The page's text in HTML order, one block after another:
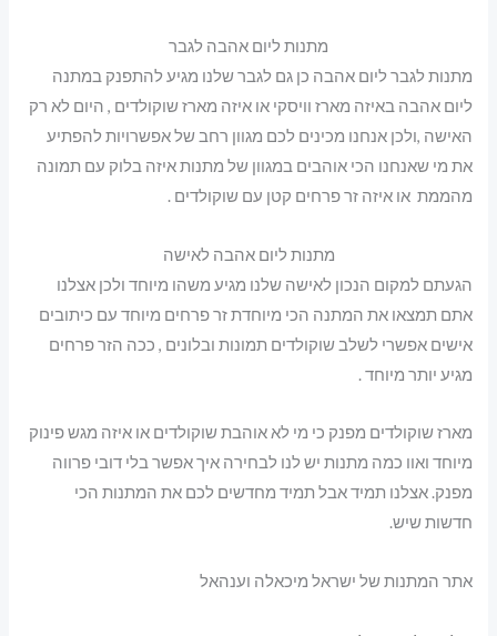
מתנות ליום אהבה לגבר
מתנות לגבר ליום אהבה כן גם לגבר שלנו מגיע להתפנק במתנה
ליום אהבה באיזה מארז וויסקי או איזה מארז שוקולדים , היום לא רק
האישה ,ולכן אנחנו מכינים לכם מגוון רחב של אפשרויות להפתיע
את מי שאנחנו הכי אוהבים במגוון של מתנות איזה בלוק עם תמונה
מהממת או איזה זר פרחים קטן עם שוקולדים .
מתנות ליום אהבה לאישה
הגעתם למקום הנכון לאישה שלנו מגיע משהו מיוחד ולכן אצלנו
אתם תמצאו את המתנה הכי מיוחדת זר פרחים מיוחד עם כיתובים
אישים אפשרי לשלב שוקולדים תמונות ובלונים , ככה הזר פרחים
מגיע יותר מיוחד .
מארז שוקולדים מפנק כי מי לא אוהבת שוקולדים או איזה מגש פינוק
מיוחד ואוו כמה מתנות יש לנו לבחירה איך אפשר בלי דובי פרווה
מפנק. אצלנו תמיד אבל תמיד מחדשים לכם את המתנות הכי
חדשות שיש.
אתר המתנות של ישראל מיכאלה וענהאל